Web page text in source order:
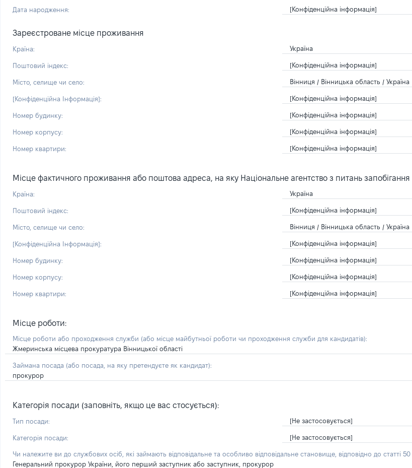
Дата народження: [Конфіденційна інформація]
Зареєстроване місце проживання
Країна: Україна
Поштовий індекс: [Конфіденційна інформація]
Місто, селище чи село: Вінниця / Вінницька область / Україна
[Конфіденційна Інформація]: [Конфіденційна інформація]
Номер будинку: [Конфіденційна інформація]
Номер корпусу: [Конфіденційна інформація]
Номер квартири: [Конфіденційна інформація]
Місце фактичного проживання або поштова адреса, на яку Національне агентство з питань
Країна: Україна
Поштовий індекс: [Конфіденційна інформація]
Місто, селище чи село: Вінниця / Вінницька область / Україна
[Конфіденційна Інформація]: [Конфіденційна інформація]
Номер будинку: [Конфіденційна інформація]
Номер корпусу: [Конфіденційна інформація]
Номер квартири: [Конфіденційна інформація]
Місце роботи:
Місце роботи або проходження служби (або місце майбутньої роботи чи проходження служби для кандидатів):
Жмеринська місцева прокуратура Вінницької області
Займана посада (або посада, на яку претендуєте як кандидат):
прокурор
Категорія посади (заповніть, якщо це вас стосується):
Тип посади: [Не застосовується]
Категорія посади: [Не застосовується]
Чи належите ви до службових осіб, які займають відповідальне та особливо відповідальне становище, відповідно до статті
Генеральний прокурор України, його перший заступник або заступник, прокурор